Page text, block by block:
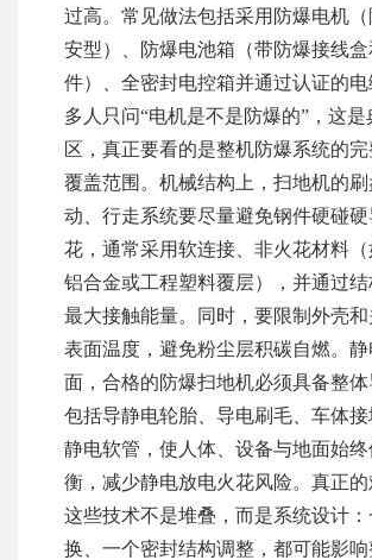
过高。常见做法包括采用防爆电机
安型）、防爆电池箱（带防爆接线
件）、全密封电控箱并通过认证的
多人只问“电机是不是防爆的”，这是
区，真正要看的是整机防爆系统的
覆盖范围。机械结构上，扫地机的
动、行走系统要尽量避免钢件硬碰硬
花，通常采用软连接、非火花材料（
铝合金或工程塑料覆层），并通过结
最大接触能量。同时，要限制外壳
表面温度，避免粉尘层积碳自燃。
面，合格的防爆扫地机必须具备整体
包括导静电轮胎、导电刷毛、车体
静电软管，使人体、设备与地面始
衡，减少静电放电火花风险。真正的
这些技术不是堆叠，而是系统设计
换、一个密封结构调整，都可能影